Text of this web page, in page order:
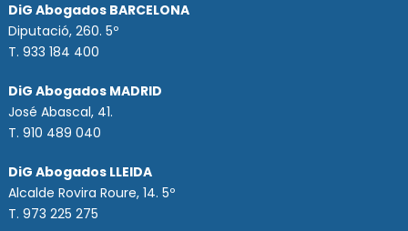
DiG Abogados BARCELONA
Diputació, 260. 5º
T. 933 184 400
DiG Abogados MADRID
José Abascal, 41.
T.910 489 040
DiG Abogados LLEIDA
Alcalde Rovira Roure, 14. 5º
T. 973 225 275